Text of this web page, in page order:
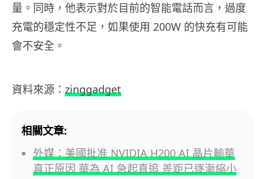
量。同時，他表示對於目前的智能電話而言，過度
充電的穩定性不足，如果使用 200W 的快充有可能
會不安全。
資料來源： zinggadget
相關文章:
外媒：美國批准 NVIDIA H200 AI 晶片輸華
真正原因 華為 AI 急起直追 差距已逐漸縮小